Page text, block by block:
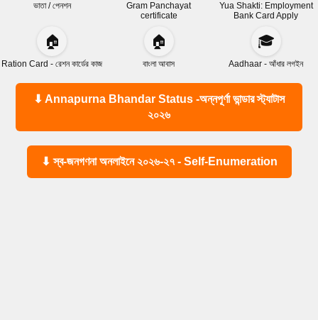
ভাতা / পেনশন
Gram Panchayat
certificate
Yua Shakti: Employment
Bank Card Apply
🏠
Ration Card - রেশন কার্ডের কাজ
🏠
বাংলা আবাস
🎓
Aadhaar - আঁধার লগইন
⬇ Annapurna Bhandar Status -অন্নপূর্ণা ভান্ডার স্ট্যাটাস
২০২৬
⬇ স্ব-জনগণনা অনলাইনে ২০২৬-২৭ - Self-Enumeration